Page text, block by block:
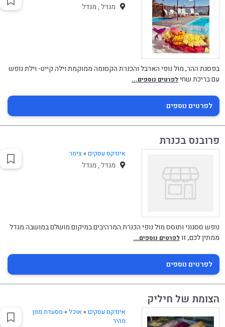
מגדל , מגדל
בפסגת ההר, מול נופי הארבל והכנרת הקסומה ממוקמת וילה קייט- וילת נופש
עם בריכת שחילפרטים נוספים...
לפרטים נוספים
פרובנס בכנרת
אינדקס עסקים » צימר
מגדל , מגדל
נופש ססגוני ותוסס מול נופי הכנרת המרהיבים במיקום מושלם במושבה מגדל
ממתין לכם, זולפרטים נוספים...
לפרטים נוספים
הצומת של חיליק
אינדקס עסקים » אוכל» מסעדת מזון
מהיר